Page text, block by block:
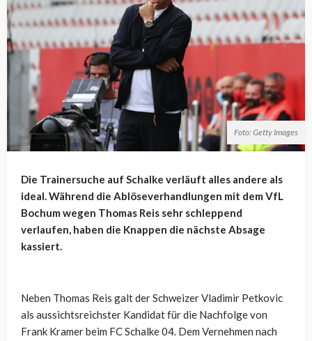
Foto: Getty Images
Die Trainersuche auf Schalke verläuft alles andere als
ideal. Während die Ablöseverhandlungen mit dem VfL
Bochum wegen Thomas Reis sehr schleppend
verlaufen, haben die Knappen die nächste Absage
kassiert.
Neben Thomas Reis galt der Schweizer Vladimir Petkovic
als aussichtsreichster Kandidat für die Nachfolge von
Frank Kramer beim FC Schalke 04. Dem Vernehmen nach